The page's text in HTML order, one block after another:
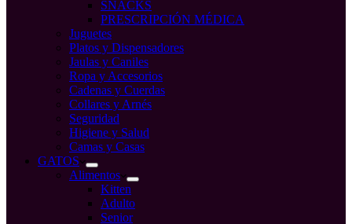
SNACKS
PRESCRIPCIÓN MÉDICA
Juguetes
Platos y Dispensadores
Jaulas y Caniles
Ropa y Accesorios
Cadenas y Cuerdas
Collares y Arnés
Seguridad
Higiene y Salud
Camas y Casas
GATOS
Alimentos
Kitten
Adulto
Senior